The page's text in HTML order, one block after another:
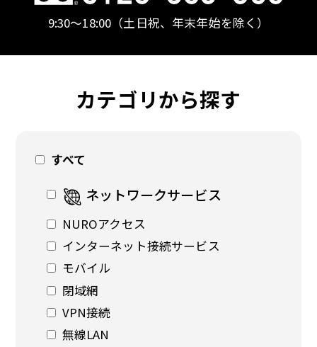
9:30〜18:00 （土日祝、年末年始を除く）
カテゴリから探す
すべて
ネットワークサービス
NUROアクセス
インターネット接続サービス
モバイル
閉域網
VPN接続
無線LAN